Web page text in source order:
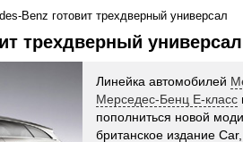
Benz готовит трехдверный универсал
трехдверный универсал
Линейка автомобилей
Мерседес-Бенц E-класс
пополниться новой
британское издание